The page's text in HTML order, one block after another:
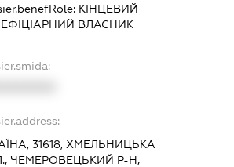
КІНЦЕВИЙ
ВЛАСНИК
31618, ХМЕЛЬНИЦЬКА
ЧЕМЕРОВЕЦЬКИЙ Р-Н,